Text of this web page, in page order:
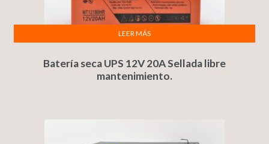
Batería seca UPS 12V 20A Sellada libre
mantenimiento.
LEER MÁS